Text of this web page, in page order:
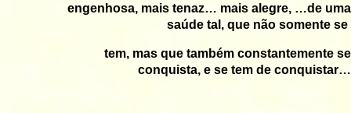
engenhosa, mais tenaz… mais alegre, …de uma
saúde tal, que não somente se
tem, mas que também constantemente se
conquista, e se tem de conquistar…